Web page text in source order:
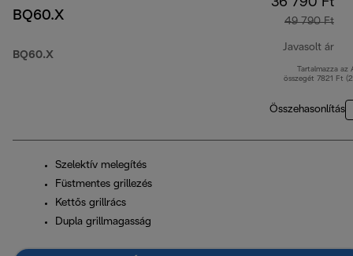
BQ60.X
BQ60.X
36 790 Ft
49 790 Ft
Javasolt ár
Tartalmazza az
összegét 7821 Ft
Összehasonlítás
Szelektív melegítés
Füstmentes grillezés
Kettős grillrács
Dupla grillmagasság